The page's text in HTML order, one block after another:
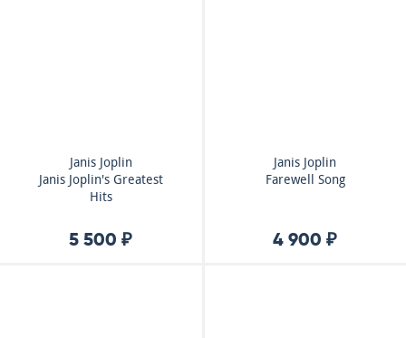
Janis Joplin
Janis Joplin's Greatest
Hits
5 500 ₽
Janis Joplin
Farewell Song
4 900 ₽